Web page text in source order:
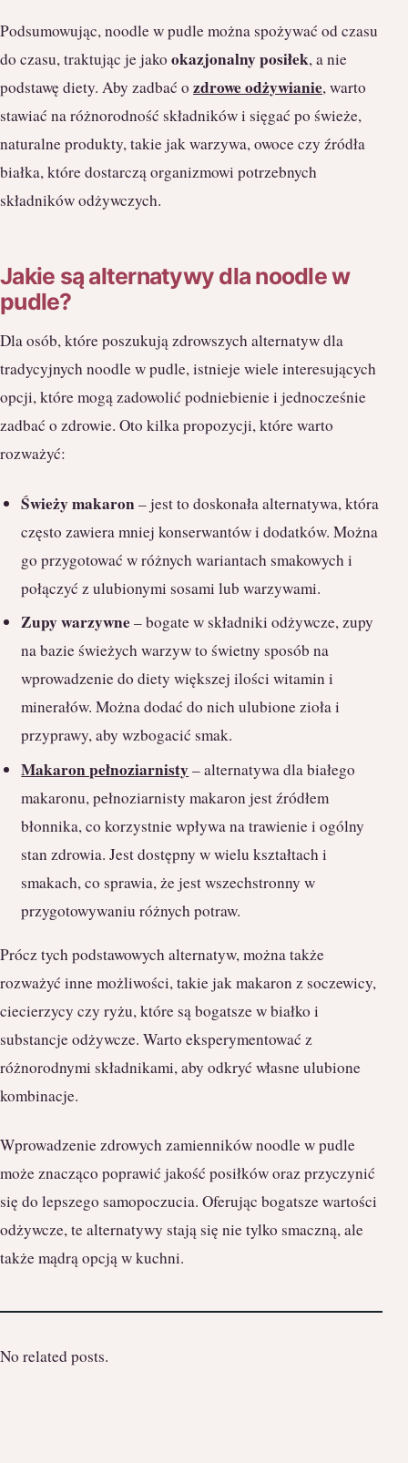
Podsumowując, noodle w pudle można spożywać od czasu
do czasu, traktując je jako okazjonalny posiłek, a nie
podstawę diety. Aby zadbać o zdrowe odżywianie, warto
stawiać na różnorodność składników i sięgać po świeże,
naturalne produkty, takie jak warzywa, owoce czy źródła
białka, które dostarczą organizmowi potrzebnych
składników odżywczych.
Jakie są alternatywy dla noodle w
pudle?
Dla osób, które poszukują zdrowszych alternatyw dla
tradycyjnych noodle w pudle, istnieje wiele interesujących
opcji, które mogą zadowolić podniebienie i jednocześnie
zadbać o zdrowie. Oto kilka propozycji, które warto
rozważyć:
Świeży makaron– jest to doskonała alternatywa, która
często zawiera mniej konserwantów i dodatków. Można
go przygotować w różnych wariantach smakowych i
połączyć z ulubionymi sosami lub warzywami.
Zupy warzywne– bogate w składniki odżywcze, zupy
na bazie świeżych warzyw to świetny sposób na
wprowadzenie do diety większej ilości witamin i
minerałów. Można dodać do nich ulubione zioła i
przyprawy, aby wzbogacić smak.
Makaron pełnoziarnisty– alternatywa dla białego
makaronu, pełnoziarnisty makaron jest źródłem
błonnika, co korzystnie wpływa na trawienie i ogólny
stan zdrowia. Jest dostępny w wielu kształtach i
smakach, co sprawia, że jest wszechstronny w
przygotowywaniu różnych potraw.
Prócz tych podstawowych alternatyw, można także
rozważyć inne możliwości, takie jak makaron z soczewicy,
ciecierzycy czy ryżu, które są bogatsze w białko i
substancje odżywcze. Warto eksperymentować z
różnorodnymi składnikami, aby odkryć własne ulubione
kombinacje.
Wprowadzenie zdrowych zamienników noodle w pudle
może znacząco poprawić jakość posiłków oraz przyczynić
się do lepszego samopoczucia. Oferując bogatsze wartości
odżywcze, te alternatywy stają się nie tylko smaczną, ale
także mądrą opcją w kuchni.
No related posts.